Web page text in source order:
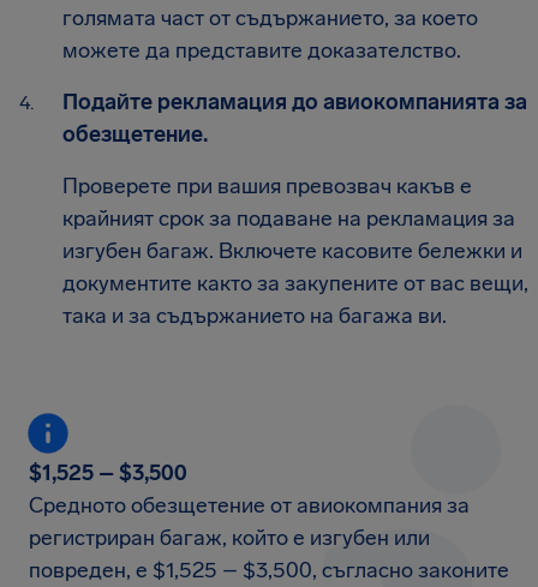
голямата част от съдържанието, за което
можете да представите доказателство.
Подайте рекламация до авиокомпанията за
обезщетение.
Проверете при вашия превозвач какъв е
крайният срок за подаване на рекламация за
изгубен багаж. Включете касовите бележки и
документите както за закупените от вас вещи,
така и за съдържанието на багажа ви.
$1,525 – $3,500
Средното обезщетение от авиокомпания за
регистриран багаж, който е изгубен или
повреден, е $1,525 – $3,500, съгласно законите